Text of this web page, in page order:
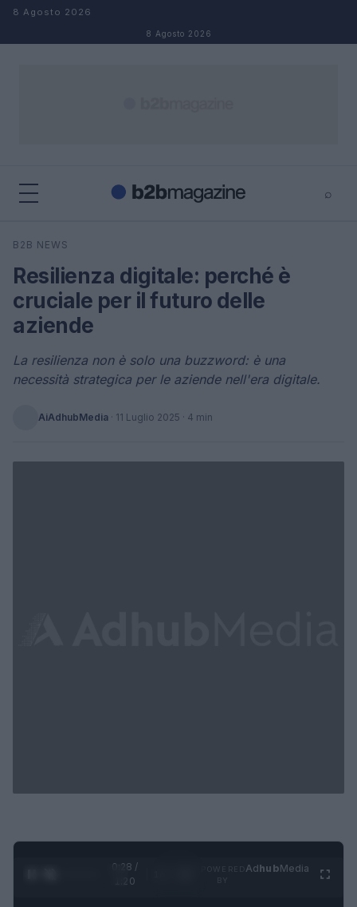
Salta al contenuto
8 Agosto 2026
8 Agosto 2026
⌕
Cerca
B2B NEWS
Resilienza digitale: perché è
cruciale per il futuro delle
aziende
La resilienza non è solo una buzzword: è una
necessità strategica per le aziende nell'era digitale.
AiAdhubMedia · 11 Luglio 2025 · 4 min
0:28 /
1:20
AdhubMedia